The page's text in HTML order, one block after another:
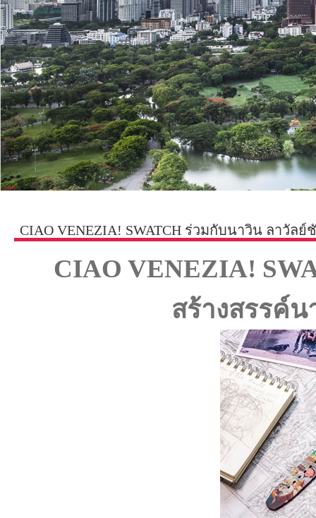
CIAO VENEZIA! SWATCH ร่วมกับนาวิน ลาวัล
CIAO VENEZIA!
สร้างสรรค์